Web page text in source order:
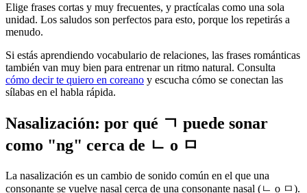
Elige frases cortas y muy frecuentes, y practícalas como una sola
unidad. Los saludos son perfectos para esto, porque los repetirás a
menudo.
Si estás aprendiendo vocabulario de relaciones, las frases románticas
también van muy bien para entrenar un ritmo natural. Consulta
cómo decir te quiero en coreano y escucha cómo se conectan las
sílabas en el habla rápida.
Nasalización: por qué ㄱ puede sonar
como "ng" cerca de ㄴ o ㅁ
La nasalización es un cambio de sonido común en el que una
consonante se vuelve nasal cerca de una consonante nasal (ㄴ o ㅁ).